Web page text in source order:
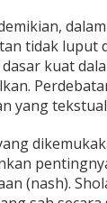
tidak luput
kuat
yang
(nash).